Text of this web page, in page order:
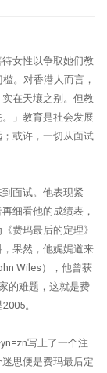
女性以争取她们教
。对香港人而言，
在天壤之别。但教
」教育是社会发展
或许，一切从面试
面试。他表现紧
细看他的成绩表，
费玛最后的定理》
果然，他娓娓道来
Wiles），他曾获
的难题，这就是费
。
写上了一个注
思便是费玛最后定